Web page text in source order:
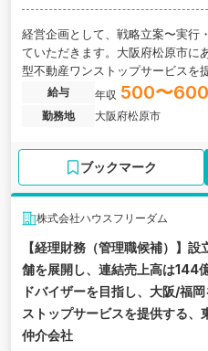
経営企画として、戦略立案〜実行
ていただきます。大阪府松原市に
型不動産ワンストップサービスを
の不動産仲介会社の求人です。
給与 年収 500〜600
勤務地
大阪府松原市
ブックマーク
株式会社ハウスフリーダム
【経理財務（管理職候補）】
舗を展開し、連結売上高は144
ドバイザーを目指し、大阪/福
ストップサービスを提供する
仲介会社